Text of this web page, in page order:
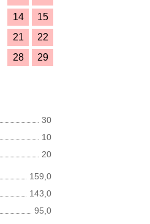
14
15
21
22
28
29
30
10
20
159,0
143,0
95,0